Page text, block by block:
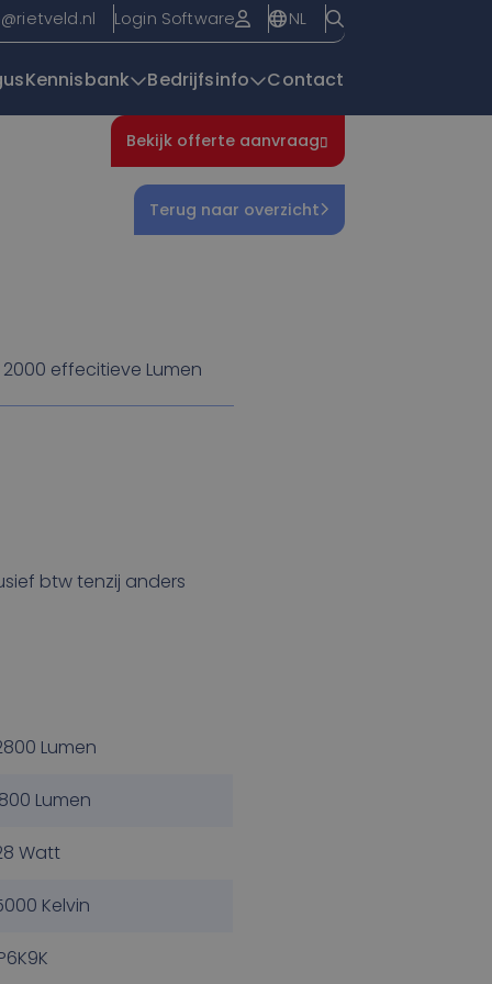
Login Software NL
Kennisbank Bedrijfsinfo Contact
Bekijk offerte aanvraag
Terug naar overzicht
2000 effecitieve Lumen
btw tenzij anders
Lumen
Lumen
Watt
Kelvin